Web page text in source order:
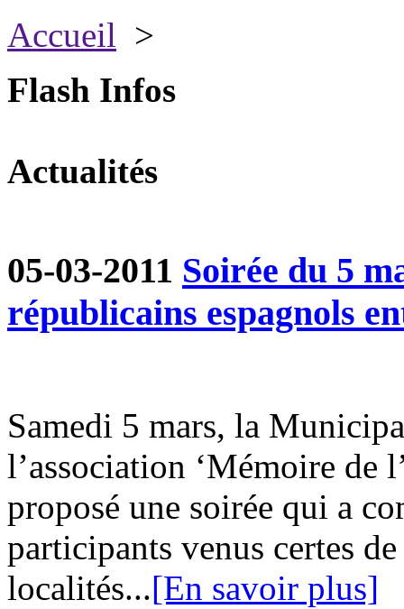
Accueil >
Flash Infos
Actualités
05-03-2011 Soirée du 5
républicains espagnols
Samedi 5 mars, la
l’association ‘Mémoire de
proposé une soirée qui a
participants venus certes
localités...[En savoir plus]